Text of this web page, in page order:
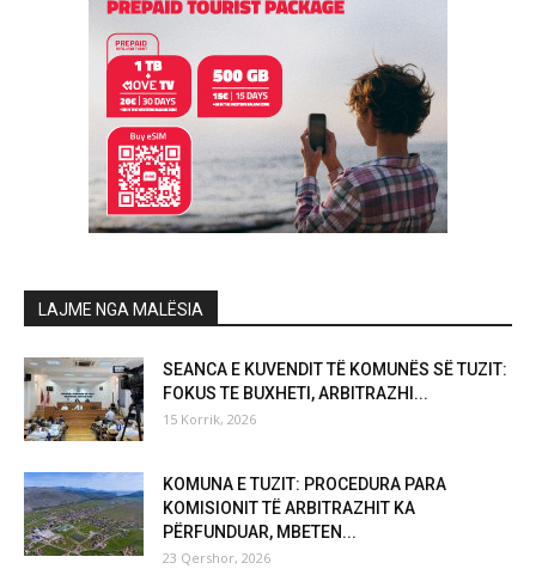
LAJME NGA MALËSIA
SEANCA E KUVENDIT TË KOMUNËS SË TUZIT:
FOKUS TE BUXHETI, ARBITRAZHI...
15 Korrik, 2026
KOMUNA E TUZIT: PROCEDURA PARA
KOMISIONIT TË ARBITRAZHIT KA
PËRFUNDUAR, MBETEN...
23 Qershor, 2026